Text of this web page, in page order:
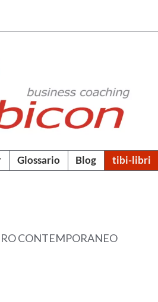
Glossario Blog tibi-libri
CONTEMPORANEO